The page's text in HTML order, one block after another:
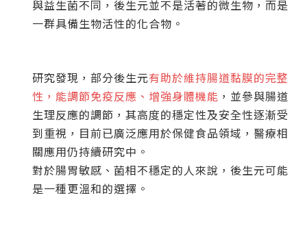
與益生菌不同，後生元並不是活著的微生物，而是
一群具備生物活性的化合物。
研究發現，部分後生元有助於維持腸道黏膜的完整
性，能調節免疫反應、增強身體機能 ，並參與腸道
生理反應的調節，其高度的穩定性及安全性逐漸受
到重視，目前已廣泛應用於保健食品領域，醫療相
關應用仍持續研究中。
對於腸胃敏感、菌相不穩定的人來說，後生元可能
是一種更溫和的選擇。